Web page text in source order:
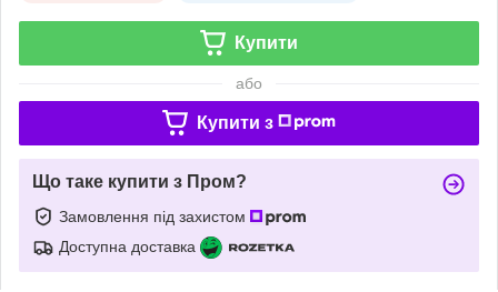
Купити
або
Купити з
Що таке купити з Пром?
Замовлення під захистом
Доступна доставка